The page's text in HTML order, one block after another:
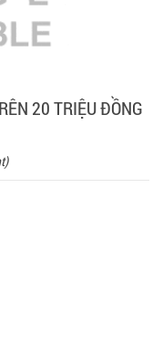
20 TRIỆU ĐỒNG